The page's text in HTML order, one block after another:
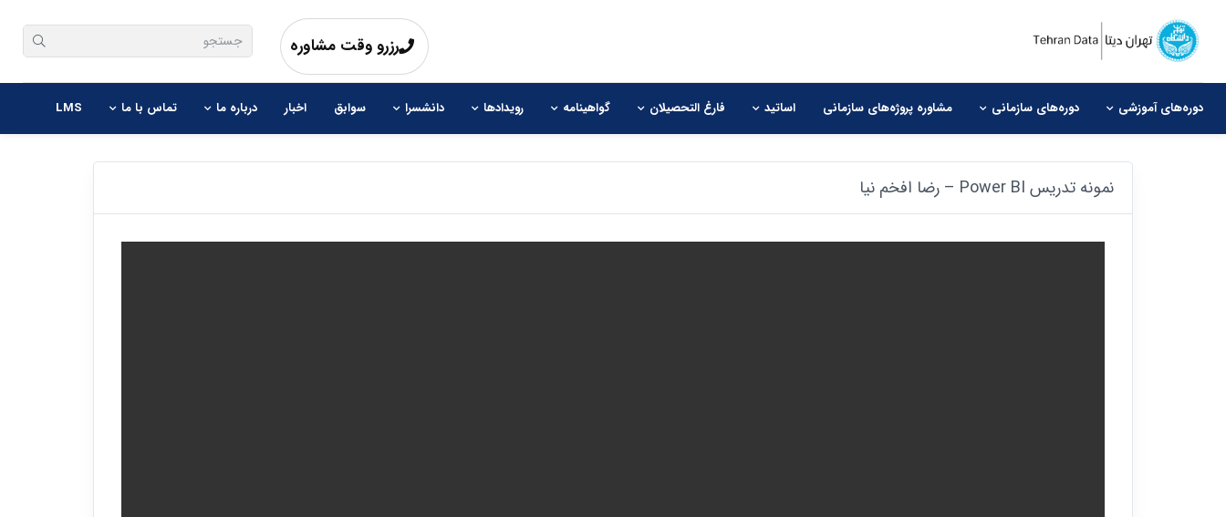
رزرو وقت مشاوره
دوره‌های آموزشی دوره‌های سازمانی مشاوره‌ پروژه‌های سازمانی اساتید فارغ التحصیلان گواهینامه رویدادها دانشسرا سوابق اخبار درباره ما تماس با ما LMS
نمونه تدریس Power BI – رضا افخم نیا